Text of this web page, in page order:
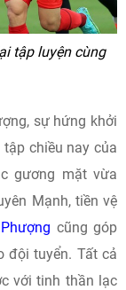
tập luyện cùng
sự hứng khởi
chiều nay của
gương mặt vừa
Mạnh, tiền vệ
cũng góp
đội tuyển. Tất cả
với tinh thần lạc